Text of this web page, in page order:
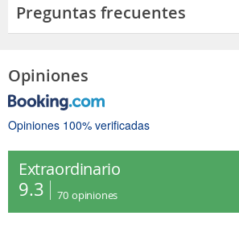
Preguntas frecuentes
Opiniones
Opiniones 100% verificadas
Extraordinario
9.3 70 opiniones